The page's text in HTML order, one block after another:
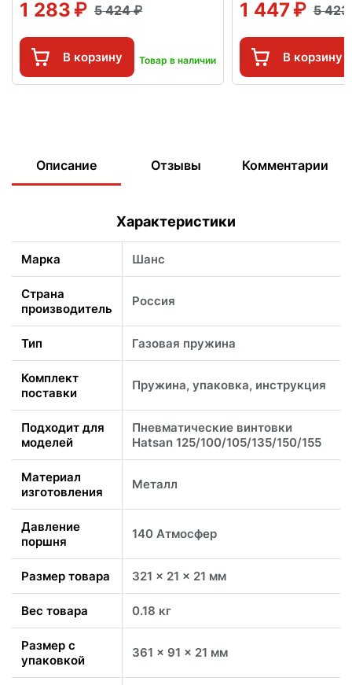
1 283 5 424
В корзину Товар в наличии
1 447 5 423
В корзину
Описание Отзывы Комментарии
Характеристики
Марка Шанс
Страна
производитель
Россия
Тип Газовая пружина
Комплект
поставки
Пружина, упаковка, инструкция
Подходит для
моделей
Пневматические винтовки
Hatsan 125/100/105/135/150/155
Материал
изготовления
Металл
Давление
поршня
140 Атмосфер
Размер товара 321 x 21 x 21 мм
Вес товара 0.18 кг
Размер с
упаковкой
361 x 91 x 21 мм